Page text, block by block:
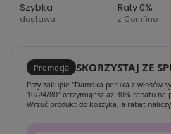
Szybka
dostawa
Raty 0%
z Comfino
Promocja SKORZYSTAJ ZE
Przy zakupie "Damska peruka z włosów
10/24/80" otrzymujesz aż 30% rabatu na
Wrzuć produkt do koszyka, a rabat